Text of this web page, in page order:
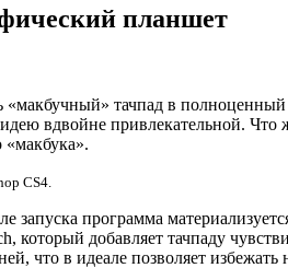
планшет
тачпад в
вдвойне привлекательной.
CS4.
запуска программа
который добавляет тачпаду
что в идеале позволяет